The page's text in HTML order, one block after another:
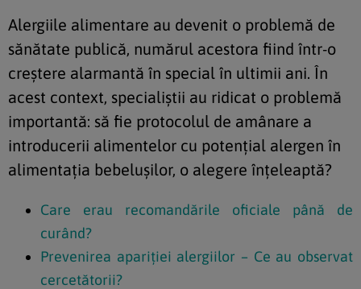
Alergiile alimentare au devenit o problemă de
sănătate publică, numărul acestora fiind într-o
creștere alarmantă în special în ultimii ani. În
acest context, specialiștii au ridicat o problemă
importantă: să fie protocolul de amânare a
introducerii alimentelor cu potențial alergen în
alimentația bebelușilor, o alegere înțeleaptă?
Care erau recomandările oficiale până de
curând?
Prevenirea apariției alergiilor – Ce au observat
cercetătorii?